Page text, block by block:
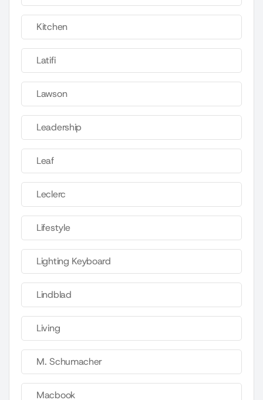
Kitchen
Latifi
Lawson
Leadership
Leaf
Leclerc
Lifestyle
Lighting Keyboard
Lindblad
Living
M. Schumacher
Macbook